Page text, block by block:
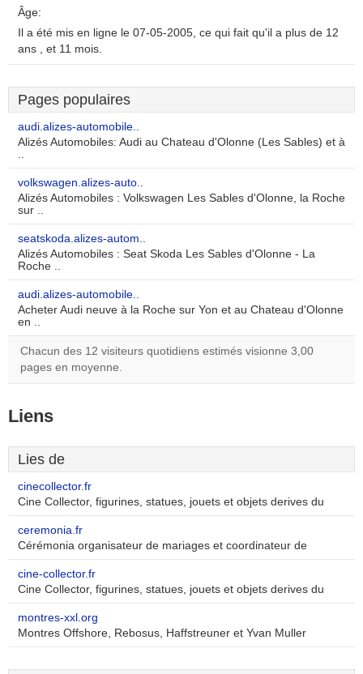
Âge:
Il a été mis en ligne le 07-05-2005, ce qui fait qu'il a plus de 12
ans , et 11 mois.
Pages populaires
audi.alizes-automobile..
Alizés Automobiles: Audi au Chateau d'Olonne (Les Sables) et à
..
volkswagen.alizes-auto..
Alizés Automobiles : Volkswagen Les Sables d'Olonne, la Roche
sur ..
seatskoda.alizes-autom..
Alizés Automobiles : Seat Skoda Les Sables d'Olonne - La
Roche ..
audi.alizes-automobile..
Acheter Audi neuve à la Roche sur Yon et au Chateau d'Olonne
en ..
Chacun des 12 visiteurs quotidiens estimés visionne 3,00
pages en moyenne.
Liens
Lies de
cinecollector.fr
Cine Collector, figurines, statues, jouets et objets derives du
ceremonia.fr
Cérémonia organisateur de mariages et coordinateur de
cine-collector.fr
Cine Collector, figurines, statues, jouets et objets derives du
montres-xxl.org
Montres Offshore, Rebosus, Haffstreuner et Yvan Muller